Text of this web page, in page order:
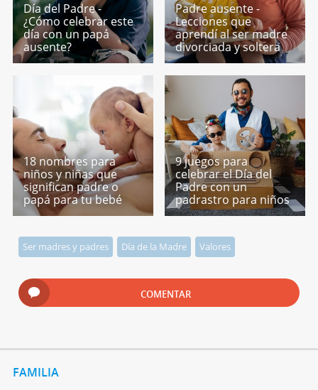
Día del Padre -
¿Cómo celebrar este
día con un papá
ausente?
Padre ausente -
Lecciones que
aprendí al ser madre
divorciada y soltera
18 nombres para
niños y niñas que
significan padre o
papá para tu bebé
9 juegos para
celebrar el Día del
Padre con un
padrastro para niños
Ser madres y padres Día de la Madre Valores
COMENTAR
FAMILIA